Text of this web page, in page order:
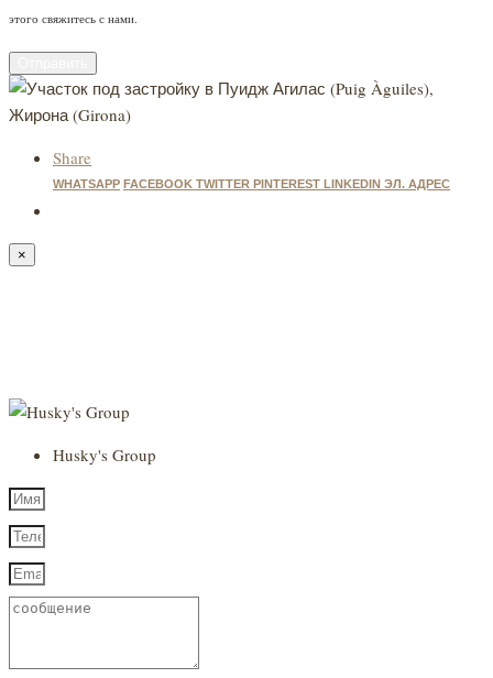
этого свяжитесь с нами.
Share
WHATSAPP FACEBOOK TWITTER PINTEREST LINKEDIN ЭЛ. АДРЕС
×
Husky's Group